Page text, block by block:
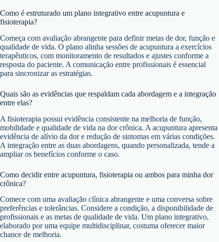
Como é estruturado um plano integrativo entre acupuntura e
fisioterapia?
Começa com avaliação abrangente para definir metas de dor, função e
qualidade de vida. O plano alinha sessões de acupuntura a exercícios
terapêuticos, com monitoramento de resultados e ajustes conforme a
resposta do paciente. A comunicação entre profissionais é essencial
para sincronizar as estratégias.
Quais são as evidências que respaldam cada abordagem e a integração
entre elas?
A fisioterapia possui evidência consistente na melhoria de função,
mobilidade e qualidade de vida na dor crônica. A acupuntura apresenta
evidência de alívio da dor e redução de sintomas em várias condições.
A integração entre as duas abordagens, quando personalizada, tende a
ampliar os benefícios conforme o caso.
Como decidir entre acupuntura, fisioterapia ou ambos para minha dor
crônica?
Comece com uma avaliação clínica abrangente e uma conversa sobre
preferências e tolerâncias. Considere a condição, a disponibilidade de
profissionais e as metas de qualidade de vida. Um plano integrativo,
elaborado por uma equipe multidisciplinar, costuma oferecer maior
chance de melhoria.